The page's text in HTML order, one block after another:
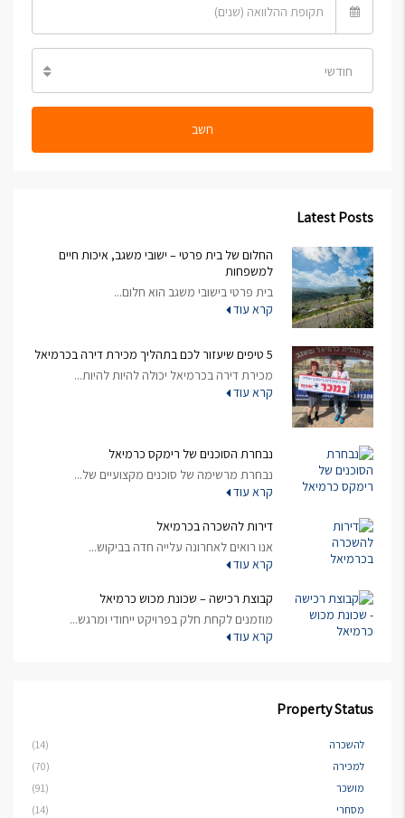
חודשי
חשב
Latest Posts
החלום של בית פרטי – ישובי משגב, איכות חיים
למשפחות
בית פרטי בישובי משגב הוא חלום...
קרא עוד
5 טיפים שיעזור לכם בתהליך מכירת דירה בכרמיאל
מכירת דירה בכרמיאל יכולה להיות להיות...
קרא עוד
נבחרת הסוכנים של רימקס כרמיאל
נבחרת מרשימה של סוכנים מקצועיים של...
קרא עוד
דירות להשכרה בכרמיאל
אנו רואים לאחרונה עלייה חדה בביקוש...
קרא עוד
קבוצת רכישה – שכונת מכוש כרמיאל
מוזמנים לקחת חלק בפרויקט ייחודי ומרגש...
קרא עוד
Property Status
להשכרה
(14)
למכירה
(70)
מושכר
(91)
מסחרי
(14)